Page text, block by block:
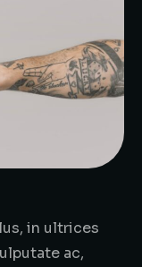
in ultrices
ac,